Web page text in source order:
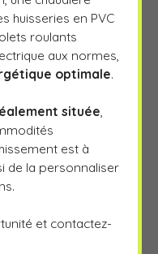
huisseries en PVC
roulants
aux normes,
optimale.
située,
est à
de la personnaliser
et contactez-